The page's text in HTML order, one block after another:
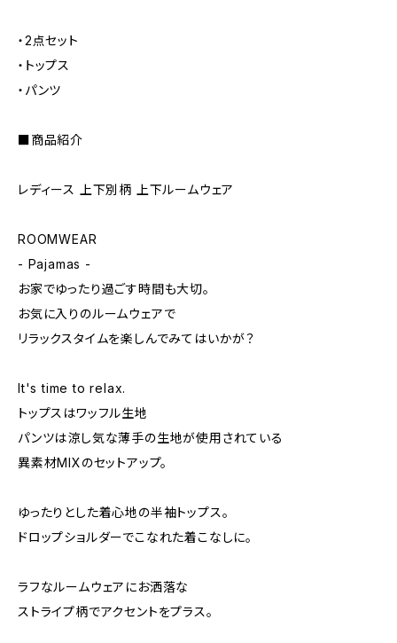
・2点セット
・トップス
・パンツ
■商品紹介
レディース 上下別柄 上下ルームウェア
ROOMWEAR
- Pajamas -
お家でゆったり過ごす時間も大切。
お気に入りのルームウェアで
リラックスタイムを楽しんでみてはいかが？
It's time to relax.
トップスはワッフル生地
パンツは涼し気な薄手の生地が使用されている
異素材MIXのセットアップ。
ゆったりとした着心地の半袖トップス。
ドロップショルダーでこなれた着こなしに。
ラフなルームウェアにお洒落な
ストライプ柄でアクセントをプラス。